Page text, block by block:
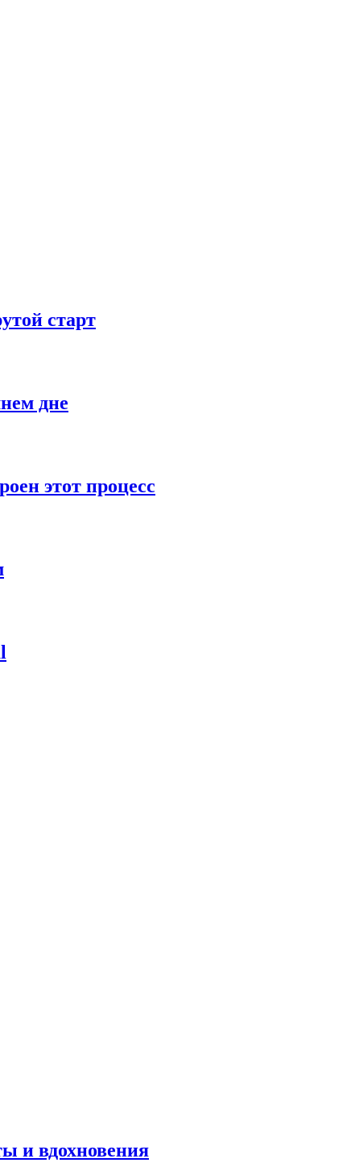
старт
дне
этот процесс
и вдохновения